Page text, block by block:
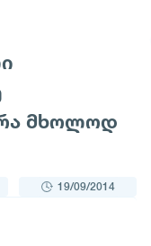
მხოლოდ
19/09/2014